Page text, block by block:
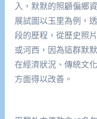
入，默默的照顧偏鄉
展試圖以玉里為例，
段的歷程，從歷史照
或河西，因為這群默
在經濟狀況、傳統文
方面得以改善。